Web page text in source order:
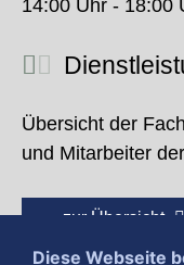
14:00 Uhr - 18:00
Übersicht der
und Mitarbeiter
zur Übersicht
Diese Webseite